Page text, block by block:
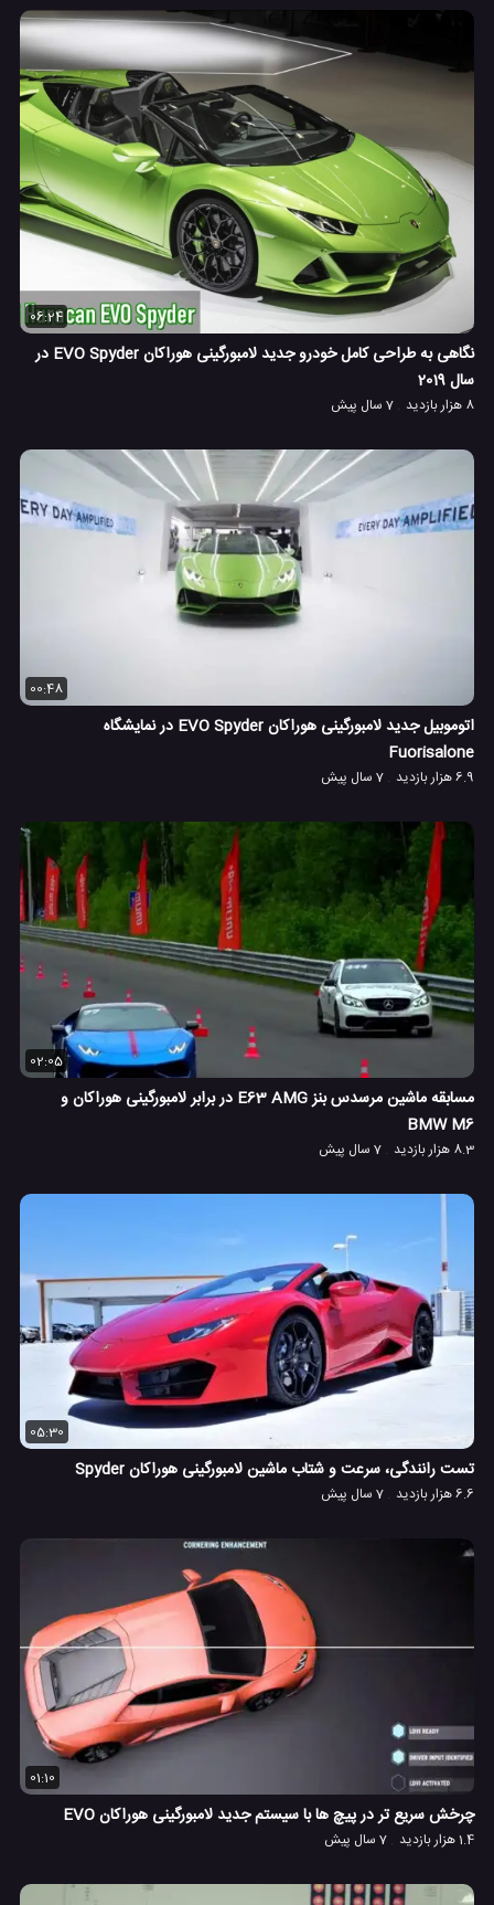
06:24
نگاهی به طراحی کامل خودرو جدید لامبورگینی هوراکان EVO Spyder در
سال 2019
8 هزار بازدید 7 سال پیش
00:48
اتوموبیل جدید لامبورگینی هوراکان EVO Spyder در نمایشگاه
Fuorisalone
6.9 هزار بازدید 7 سال پیش
02:05
مسابقه ماشین مرسدس بنز E63 AMG در برابر لامبورگینی هوراکان و
BMW M6
8.3 هزار بازدید 7 سال پیش
05:30
تست رانندگی، سرعت و شتاب ماشین لامبورگینی هوراکان Spyder
6.6 هزار بازدید 7 سال پیش
01:10
چرخش سریع تر در پیچ ها با سیستم جدید لامبورگینی هوراکان EVO
1.4 هزار بازدید 7 سال پیش